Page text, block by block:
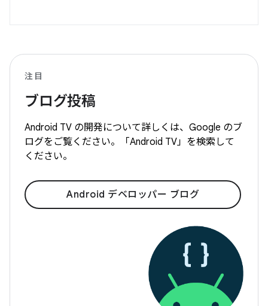
注目
ブログ投稿
Android TV の開発について詳しくは、Google のブ
ログをご覧ください。「Android TV」を検索して
ください。
Android デベロッパー ブログ